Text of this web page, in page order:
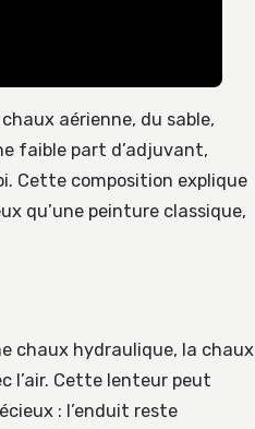
aérienne, du sable,
faible part d’adjuvant,
Cette composition explique
qu’une peinture classique,
chaux hydraulique, la chaux
l’air. Cette lenteur peut
: l’enduit reste